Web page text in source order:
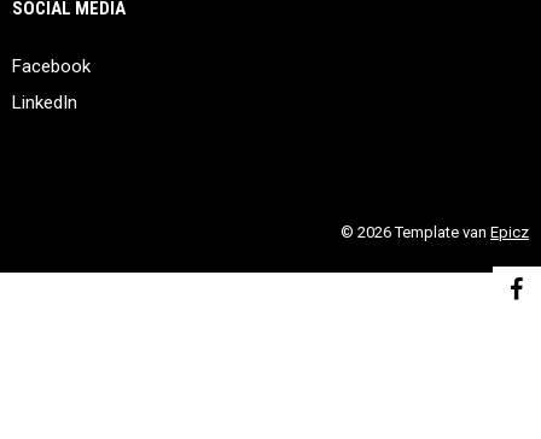
SOCIAL MEDIA
Facebook
LinkedIn
© 2026 Template van Epicz